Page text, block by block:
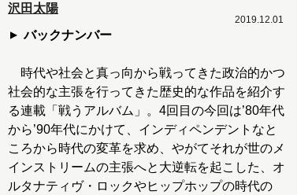
沢田太陽
バックナンバー
2019.12.01
時代や社会と真っ向から戦ってきた政治的かつ
社会的な主張を行ってきた歴史的な作品を紹介す
る連載「戦うアルバム」。4回目の今回は’80年代
から’90年代にかけて、インディペンデントなと
ころから時代の変革を求め、やがてそれが世のメ
インストリームの主張へと大逆転を起こした、オ
ルタナティヴ・ロックやヒップホップの時代の